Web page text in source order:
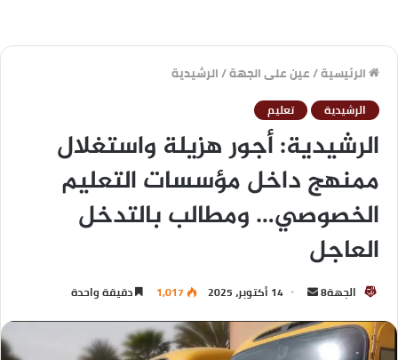
الرئيسية/عين على الجهة/الرشيدية
الرشيدية تعليم
الرشيدية: أجور هزيلة واستغلال
ممنهج داخل مؤسسات التعليم
الخصوصي… ومطالب بالتدخل
العاجل
الجهة8 14 أكتوبر، 2025 1,017 دقيقة واحدة